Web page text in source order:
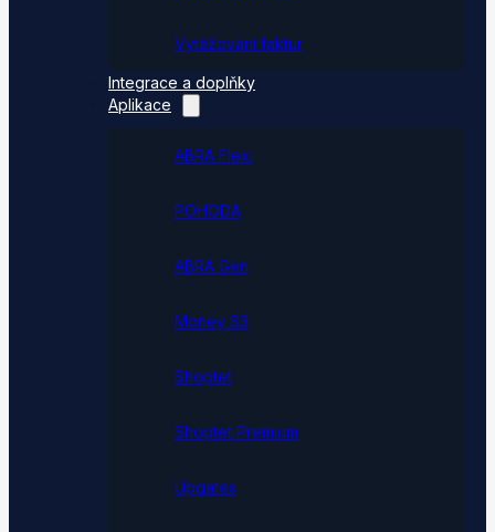
Vytěžování faktur
Integrace a doplňky
Aplikace
ABRA Flexi
POHODA
ABRA Gen
Money S3
Shoptet
Shoptet Premium
Upgates